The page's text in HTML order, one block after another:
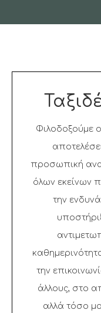
Φιλοδοξούμε
προσωπική
όλων εκείνων
την
την
άλλους, στο
αλλά τόσο